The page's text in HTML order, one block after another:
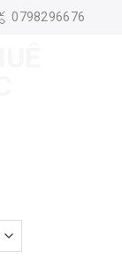
0798296676